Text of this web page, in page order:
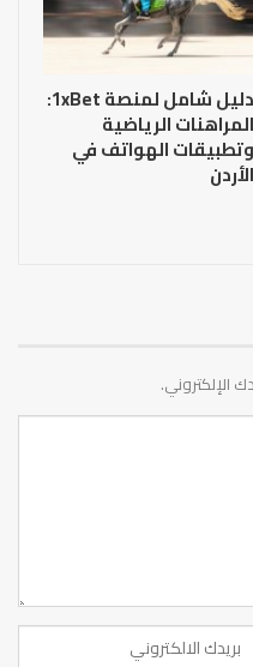
دليل شامل لمنصة 1xBet:
المراهنات الرياضية
وتطبيقات الهواتف في
الأردن
الإلكتروني.